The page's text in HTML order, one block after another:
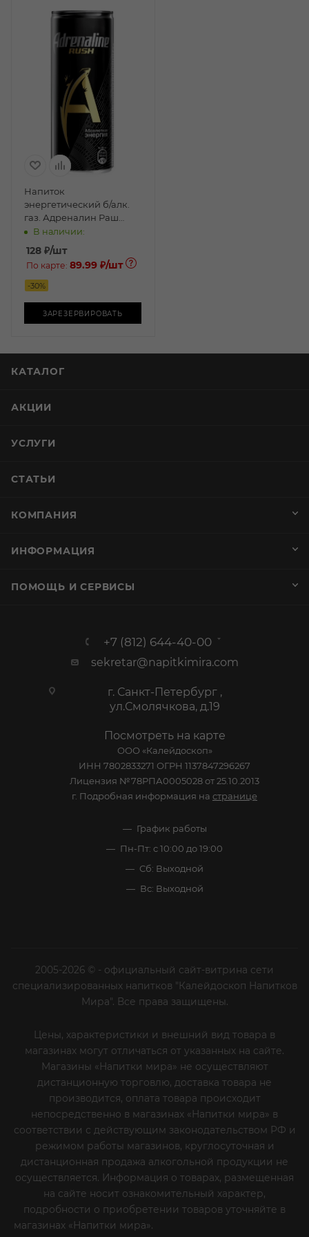
Напиток
энергетический б/алк.
газ. Адреналин Раш
0,25л ж/б
В наличии:
128 ₽/шт
По карте: 89.99 ₽/шт
-30%
ЗАРЕЗЕРВИРОВАТЬ
КАТАЛОГ
АКЦИИ
УСЛУГИ
СТАТЬИ
КОМПАНИЯ
ИНФОРМАЦИЯ
ПОМОЩЬ И СЕРВИСЫ
+7 (812) 644-40-00
sekretar@napitkimira.com
г. Санкт-Петербург ,
ул.Смолячкова, д.19
Посмотреть на карте
ООО «Калейдоскоп»
ИНН 7802833271 ОГРН 1137847296267
Лицензия №78РПА0005028 от 25.10.2013
г. Подробная информация на странице
График работы
Пн-Пт: с 10:00 до 19:00
Сб: Выходной
Вс: Выходной
2005-2026 © - официальный сайт-витрина сети
специализированных напитков "Калейдоскоп Напитков
Мира". Все права защищены.
Цены, характеристики и внешний вид товара в
магазинах могут отличаться от указанных на сайте.
Магазины «Напитки мира» не осуществляют
дистанционную торговлю, доставка товара не
производится, оплата товара происходит
непосредственно в магазинах «Напитки мира» в
соответствии с действующим законодательством РФ и
режимом работы магазинов, круглосуточная и
дистанционная продажа алкогольной продукции не
осуществляется. Информация о товарах, размещенная
на сайте носит ознакомительный характер,
подробности о приобретении товаров уточняйте в
магазинах «Напитки мира».